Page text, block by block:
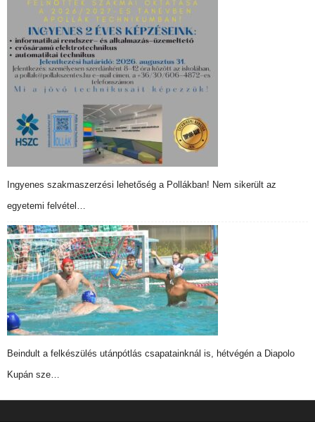
Ingyenes szakmaszerzési lehetőség a Pollákban! Nem sikerült az
egyetemi felvétel…
Beindult a felkészülés utánpótlás csapatainknál is, hétvégén a Diapolo
Kupán sze…